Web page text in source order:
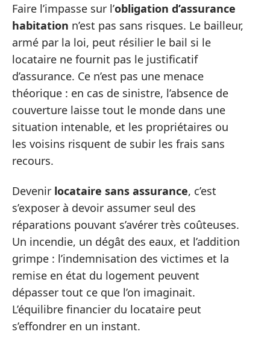
Faire l’impasse sur l’obligation d’assurance
habitation n’est pas sans risques. Le bailleur,
armé par la loi, peut résilier le bail si le
locataire ne fournit pas le justificatif
d’assurance. Ce n’est pas une menace
théorique : en cas de sinistre, l’absence de
couverture laisse tout le monde dans une
situation intenable, et les propriétaires ou
les voisins risquent de subir les frais sans
recours.
Devenir locataire sans assurance, c’est
s’exposer à devoir assumer seul des
réparations pouvant s’avérer très coûteuses.
Un incendie, un dégât des eaux, et l’addition
grimpe : l’indemnisation des victimes et la
remise en état du logement peuvent
dépasser tout ce que l’on imaginait.
L’équilibre financier du locataire peut
s’effondrer en un instant.